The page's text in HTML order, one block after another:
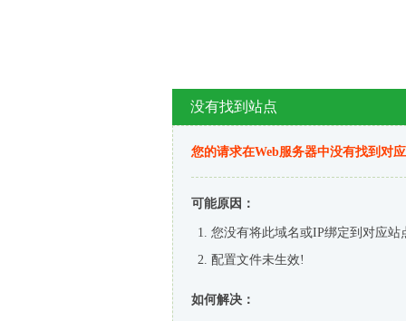
没有找到站点
您的请求在Web服务器中没有找到对
可能原因：
您没有将此域名或IP绑定到对应站
配置文件未生效!
如何解决：